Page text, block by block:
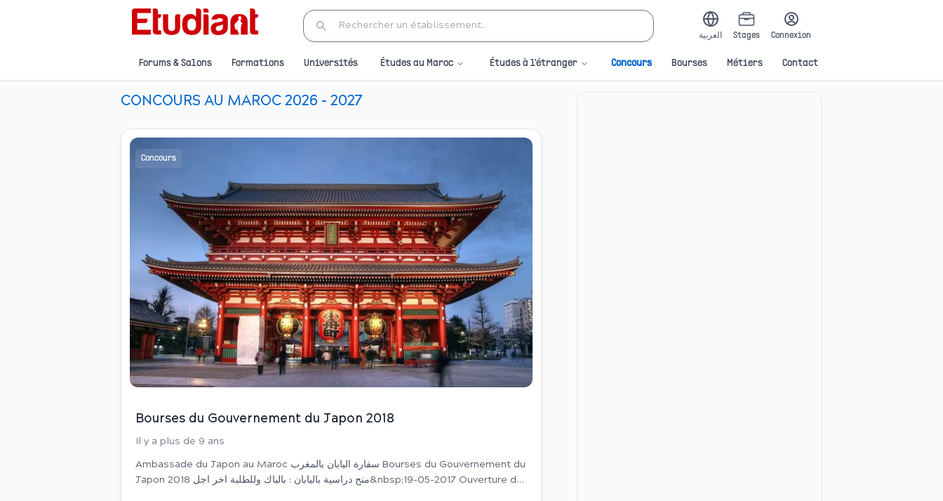
العربية Stages Connexion
Forums & Salons Formations Universités Études au Maroc Études à l'étranger Concours Bourses Métiers Contact
CONCOURS AU MAROC 2026 - 2027
Concours
Bourses du Gouvernement du Japon 2018
Il y a plus de 9 ans
Ambassade du Japon au Maroc سفارة اليابان بالمغرب Bourses du Gouvernement du
Japon 2018 منح دراسية باليابان : بالباك وللطلبة اخر اجل&nbsp;19-05-2017 Ouverture du